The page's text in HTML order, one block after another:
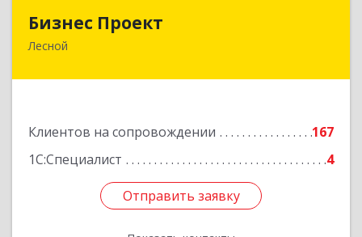
Бизнес Проект
Лесной
Клиентов на сопровождении
167
1С:Специалист
4
Отправить заявку
624200, Свердловская обл, Лесной г, Сиротина
Отправить заявку